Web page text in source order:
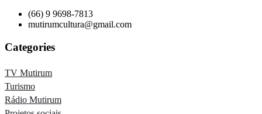
(66) 9 9698-7813
mutirumcultura@gmail.com
Categories
TV Mutirum
Turismo
Rádio Mutirum